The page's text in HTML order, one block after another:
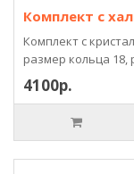
Комплект с
Комплект с
размер кольца 18,
4100р.